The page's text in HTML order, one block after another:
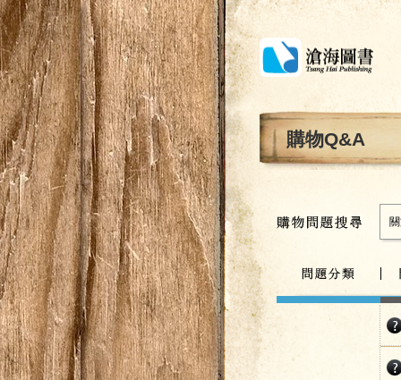
購物Q&A